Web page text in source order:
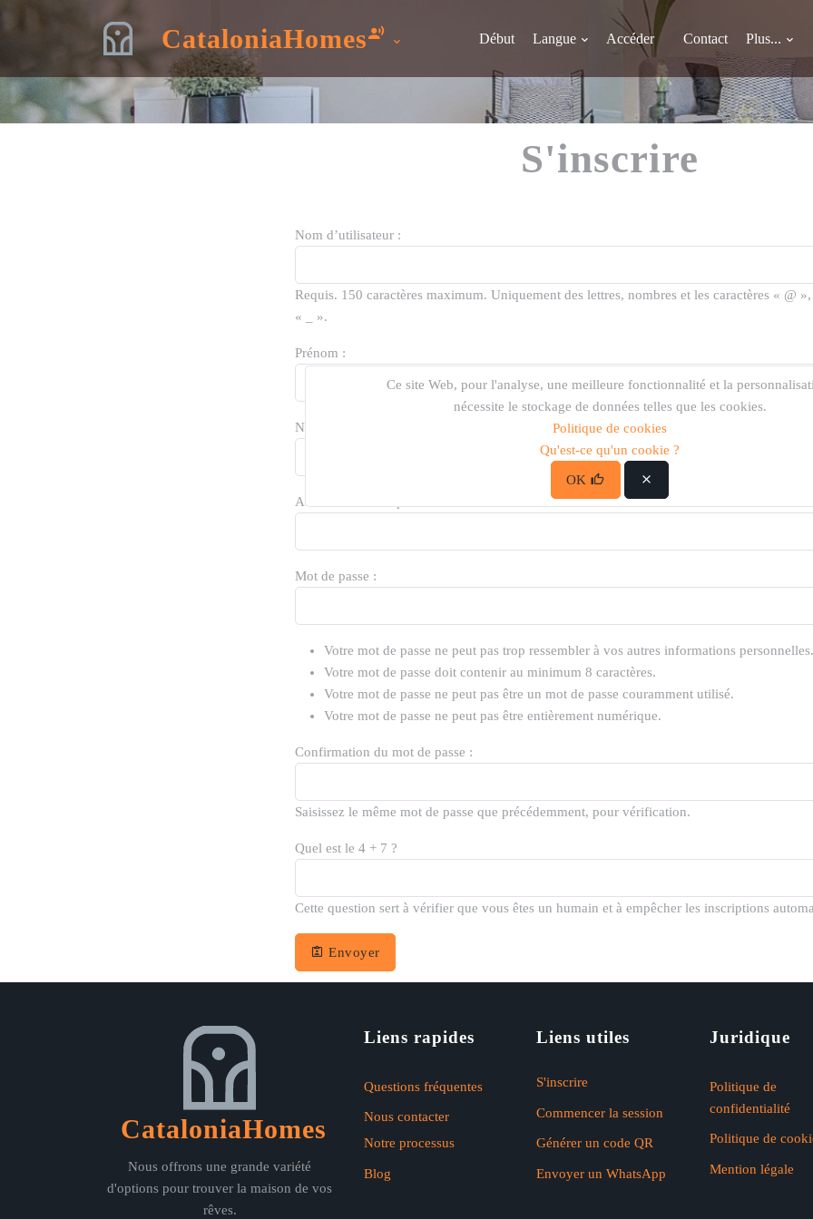
CataloniaHomes Début Langue Accéder Contact Plus...
S'inscrire
Nom d’utilisateur :
Requis. 150 caractères maximum. Uniquement des lettres, nombres et les caractères « @
« _ ».
Prénom :
Nom :
Adresse électronique :
Mot de passe :
Votre mot de passe ne peut pas trop ressembler à vos autres informations personnelles.
Votre mot de passe doit contenir au minimum 8 caractères.
Votre mot de passe ne peut pas être un mot de passe couramment utilisé.
Votre mot de passe ne peut pas être entièrement numérique.
Confirmation du mot de passe :
Saisissez le même mot de passe que précédemment, pour vérification.
Quel est le 4 + 7 ?
Cette question sert à vérifier que vous êtes un humain et à empêcher les inscriptions
Envoyer
CataloniaHomes
Nous offrons une grande variété
d'options pour trouver la maison de vos
rêves.
Liens rapides
Questions fréquentes
Nous contacter
Notre processus
Blog
Liens utiles
S'inscrire
Commencer la session
Générer un code QR
Envoyer un WhatsApp
Juridique
Politique de
confidentialité
Politique de
Mention légale
Ce site Web, pour l'analyse, une meilleure fonctionnalité et la
nécessite le stockage de données telles que les cookies.
Politique de cookies
Qu'est-ce qu'un cookie ?
OK